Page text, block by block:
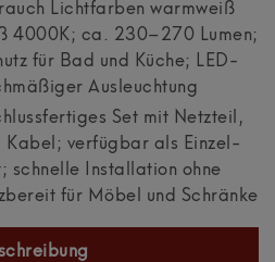
Lichtfarben warmweiß
4000K; ca. 230–270 Lumen;
für Bad und Küche; LED-
Ausleuchtung
Set mit Netzteil,
Kabel; verfügbar als Einzel-
schnelle Installation ohne
für Möbel und Schränke